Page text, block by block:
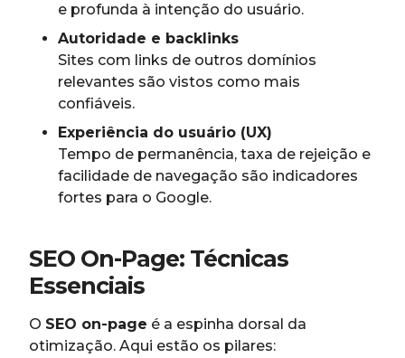
e profunda à intenção do usuário.
Autoridade e backlinks
Sites com links de outros domínios
relevantes são vistos como mais
confiáveis.
Experiência do usuário (UX)
Tempo de permanência, taxa de rejeição e
facilidade de navegação são indicadores
fortes para o Google.
SEO On-Page: Técnicas
Essenciais
O SEO on-page é a espinha dorsal da
otimização. Aqui estão os pilares: